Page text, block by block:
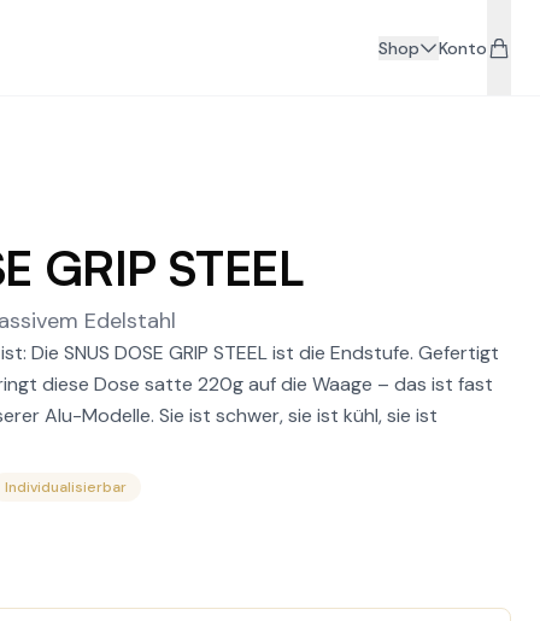
Shop Konto
GRIP STEEL
Edelstahl
Die SNUS DOSE GRIP STEEL ist die Endstufe. Gefertigt
diese Dose satte 220g auf die Waage – das ist fast
Alu-Modelle. Sie ist schwer, sie ist kühl, sie ist
Individualisierbar